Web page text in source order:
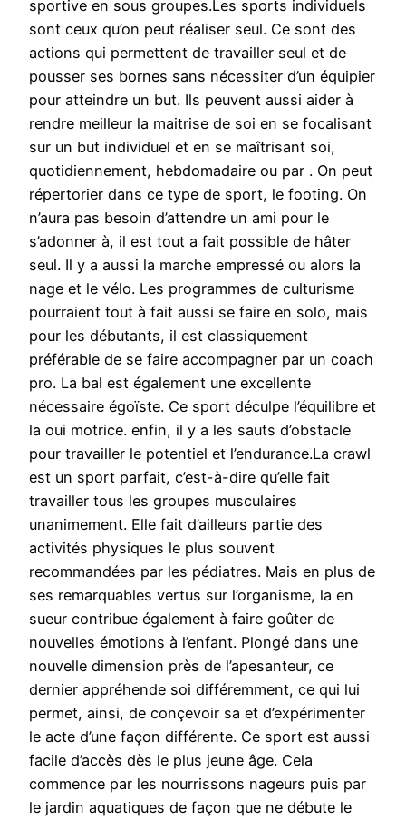
sportive en sous groupes.Les sports individuels
sont ceux qu’on peut réaliser seul. Ce sont des
actions qui permettent de travailler seul et de
pousser ses bornes sans nécessiter d’un équipier
pour atteindre un but. Ils peuvent aussi aider à
rendre meilleur la maitrise de soi en se focalisant
sur un but individuel et en se maîtrisant soi,
quotidiennement, hebdomadaire ou par . On peut
répertorier dans ce type de sport, le footing. On
n’aura pas besoin d’attendre un ami pour le
s’adonner à, il est tout a fait possible de hâter
seul. Il y a aussi la marche empressé ou alors la
nage et le vélo. Les programmes de culturisme
pourraient tout à fait aussi se faire en solo, mais
pour les débutants, il est classiquement
préférable de se faire accompagner par un coach
pro. La bal est également une excellente
nécessaire égoïste. Ce sport déculpe l’équilibre et
la oui motrice. enfin, il y a les sauts d’obstacle
pour travailler le potentiel et l’endurance.La crawl
est un sport parfait, c’est-à-dire qu’elle fait
travailler tous les groupes musculaires
unanimement. Elle fait d’ailleurs partie des
activités physiques le plus souvent
recommandées par les pédiatres. Mais en plus de
ses remarquables vertus sur l’organisme, la en
sueur contribue également à faire goûter de
nouvelles émotions à l’enfant. Plongé dans une
nouvelle dimension près de l’apesanteur, ce
dernier appréhende soi différemment, ce qui lui
permet, ainsi, de conçevoir sa et d’expérimenter
le acte d’une façon différente. Ce sport est aussi
facile d’accès dès le plus jeune âge. Cela
commence par les nourrissons nageurs puis par
le jardin aquatiques de façon que ne débute le